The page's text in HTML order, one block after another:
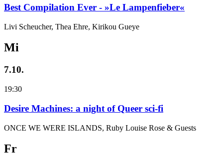
Best Compilation Ever - »Le Lampenfieber«
Livi Scheucher, Thea Ehre, Kirikou Gueye
Mi
7.10.
19:30
Desire Machines: a night of Queer sci-fi
ONCE WE WERE ISLANDS, Ruby Louise Rose & Guests
Fr